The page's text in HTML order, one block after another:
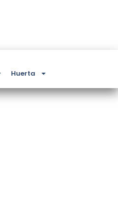
Huerta